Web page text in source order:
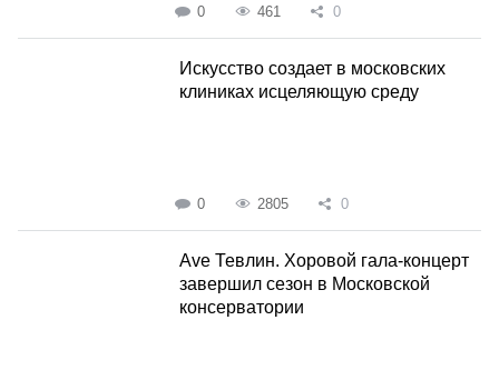
0 461 0
Искусство создает в московских
клиниках исцеляющую среду
0 2805 0
Ave Тевлин. Хоровой гала-концерт
завершил сезон в Московской
консерватории